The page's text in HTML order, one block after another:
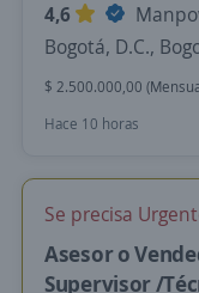
4,6
Bogotá, D.C.,
$ 2.500.000,00
Hace 10 horas
Se precisa
Asesor o
Supervisor /